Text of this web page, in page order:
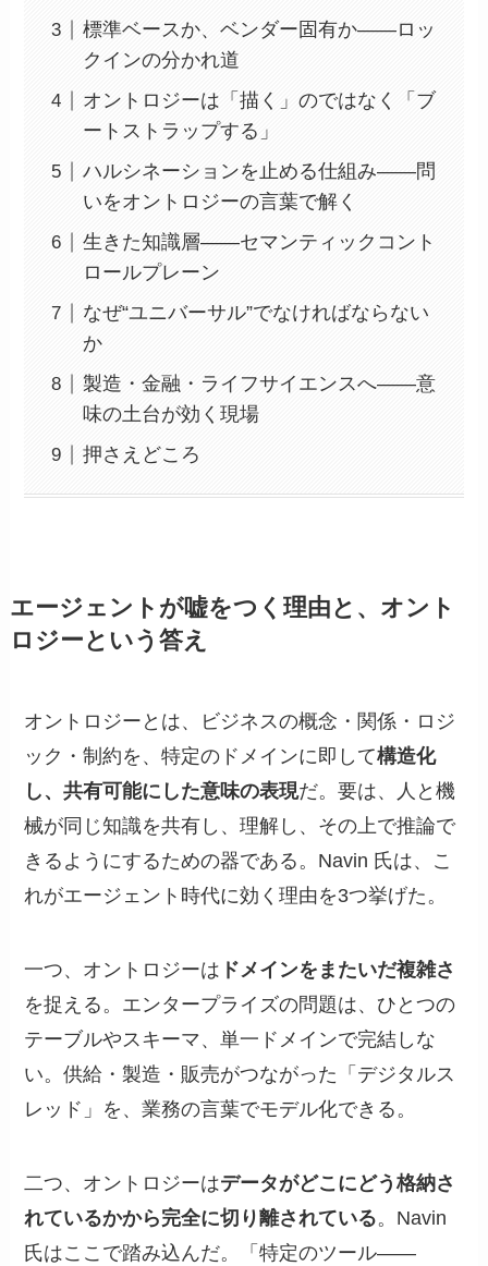
標準ベースか、ベンダー固有か——ロッ
クインの分かれ道
オントロジーは「描く」のではなく「ブ
ートストラップする」
ハルシネーションを止める仕組み——問
いをオントロジーの言葉で解く
生きた知識層——セマンティックコント
ロールプレーン
なぜ“ユニバーサル”でなければならない
か
製造・金融・ライフサイエンスへ——意
味の土台が効く現場
押さえどころ
エージェントが嘘をつく理由と、オント
ロジーという答え
オントロジーとは、ビジネスの概念・関係・ロジ
ック・制約を、特定のドメインに即して構造化
し、共有可能にした意味の表現だ。要は、人と機
械が同じ知識を共有し、理解し、その上で推論で
きるようにするための器である。Navin 氏は、こ
れがエージェント時代に効く理由を3つ挙げた。
一つ、オントロジーは ドメインをまたいだ複雑さ
を捉える。エンタープライズの問題は、ひとつの
テーブルやスキーマ、単一ドメインで完結しな
い。供給・製造・販売がつながった「デジタルス
レッド」を、業務の言葉でモデル化できる。
二つ、オントロジーはデータがどこにどう格納さ
れているかから完全に切り離されている。Navin
氏はここで踏み込んだ。「特定のツール——